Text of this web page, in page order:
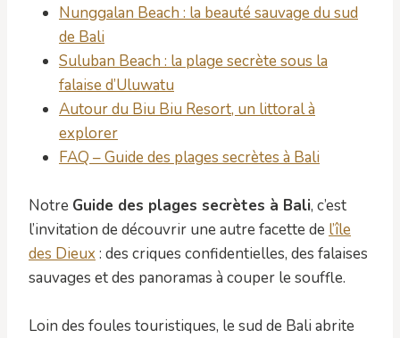
Nunggalan Beach : la beauté sauvage du sud
de Bali
Suluban Beach : la plage secrète sous la
falaise d’Uluwatu
Autour du Biu Biu Resort, un littoral à
explorer
FAQ – Guide des plages secrètes à Bali
Notre Guide des plages secrètes à Bali, c’est
l’invitation de découvrir une autre facette de l’île
des Dieux : des criques confidentielles, des falaises
sauvages et des panoramas à couper le souffle.
Loin des foules touristiques, le sud de Bali abrite